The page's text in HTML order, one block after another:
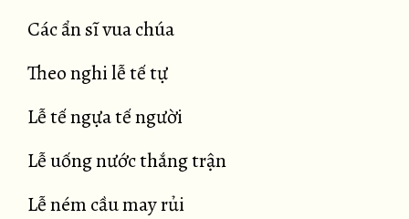
Các ẩn sĩ vua chúa
Theo nghi lễ tế tự
Lễ tế ngựa tế người
Lễ uống nước thắng trận
Lễ ném cầu may rủi